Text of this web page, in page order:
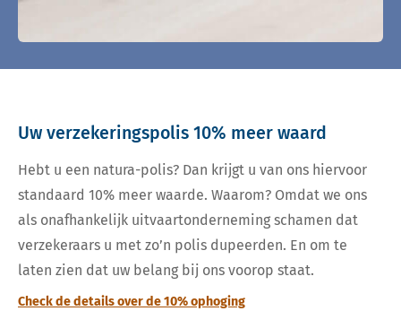
Uw verzekeringspolis 10% meer waard
Hebt u een natura-polis? Dan krijgt u van ons hiervoor
standaard 10% meer waarde. Waarom? Omdat we ons
als onafhankelijk uitvaartonderneming schamen dat
verzekeraars u met zo’n polis dupeerden. En om te
laten zien dat uw belang bij ons voorop staat.
Check de details over de 10% ophoging